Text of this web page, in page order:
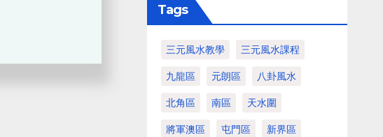
Tags
三元風水教學 三元風水課程
九龍區 元朗區 八卦風水
北角區 南區 天水圍
將軍澳區 屯門區 新界區